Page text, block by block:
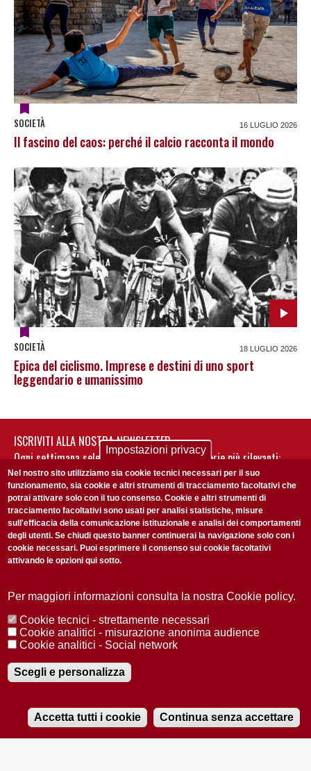
Audio
SOCIETÀ 16 LUGLIO 2026
Il fascino del caos: perché il calcio racconta il mondo
SOCIETÀ 18 LUGLIO 2026
Epica del ciclismo. Imprese e destini di uno sport
leggendario e umanissimo
ISCRIVITI ALLA NOSTRA NEWSLETTER
Ogni settimana selezioniamo per te nostre storie più rilevanti:
non perderti gli aggiornamenti della nostra newsletter
Accetto laPrivacy Policy
Redazione Copyright Privacy
Area stampa
© 2025 Università di Padova
Registrazione presso il Tribunale di Padova n. 2097/2012 del 18 giugno
2012
Impostazioni privacy
Nel nostro sito utilizziamo sia cookie tecnici necessari per il suo
funzionamento, sia cookie e altri strumenti di tracciamento facoltativi che
potrai attivare solo con il tuo consenso. Cookie e altri strumenti di
tracciamento facoltativi sono usati per analisi statistiche, misure
sull'efficacia della comunicazione istituzionale e analisi dei comportamenti
degli utenti. Se chiudi questo banner continuerai la navigazione solo con i
cookie necessari. Puoi esprimere il consenso sui cookie facoltativi
attivando le opzioni qui sotto.
Per maggiori informazioni consulta la nostra Cookie policy.
Cookie tecnici - strettamente necessari
Cookie analitici - misurazione anonima audience
Cookie analitici - Social network
Scegli e personalizza
Accetta tutti i cookie Continua senza accettare